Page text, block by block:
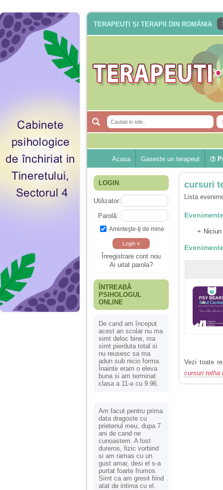
TERAPEUȚI ȘI TERAPII DIN ROMÂNIA
Acasa Gaseste un terapeut
LOGIN
Utilizator:
Parolă:
Aminteşte-ţi de mine
Înregistrare cont nou
Ai uitat parola?
ÎNTREABĂ
PSIHOLOGUL
ONLINE
De cand am început
acest an scolar nu ma
simt deloc bine, ma
simt pierduta total si
nu reusesc sa ma
adun sub nicio forma.
Înainte eram o eleva
buna si am terminat
clasa a 11-a cu 9.96.
Am facut pentru prima
data dragoste cu
prietenul meu, dupa 7
ani de cand ne
cunoastem. A fost
dureros, fizic vorbind
si am ramas cu un
gust amar, desi el s-a
purtat foarte frumos.
Simt ca am gresit fiind
atat de intima cu el.
cursuri
Lista
Vezi toate
cursuri tetha